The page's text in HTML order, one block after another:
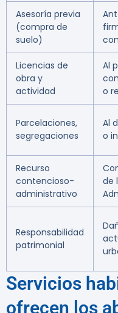
Asesoría previa
(compra de
suelo)
Licencias de
obra y
actividad
Al
o
Parcelaciones,
segregaciones
Al
o
Recurso
contencioso-
administrativo
de
Responsabilidad
patrimonial
Servicios
ofrecen los